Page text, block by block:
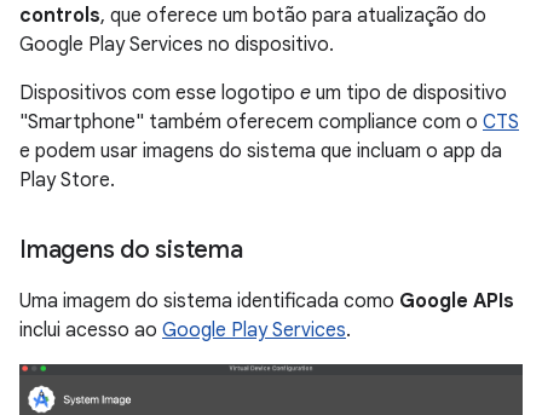
controls, que oferece um botão para atualização do
Google Play Services no dispositivo.
Dispositivos com esse logotipo e um tipo de dispositivo
"Smartphone" também oferecem compliance com o CTS
e podem usar imagens do sistema que incluam o app da
Play Store.
Imagens do sistema
Uma imagem do sistema identificada como Google APIs
inclui acesso ao Google Play Services.